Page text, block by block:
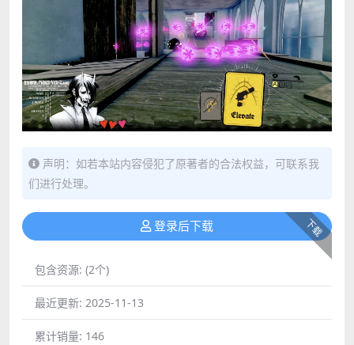
声明：如若本站内容侵犯了原著者的合法权益，可联系我
们进行处理。
下载
登录后下载
包含资源: (2个)
最近更新: 2025-11-13
累计销量: 146